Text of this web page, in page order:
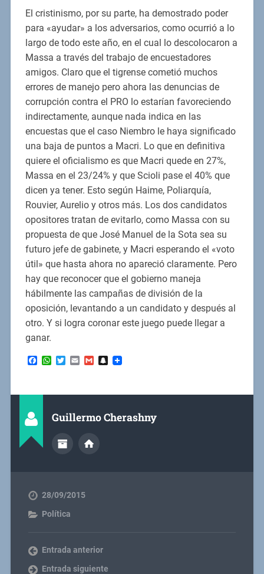
El cristinismo, por su parte, ha demostrado poder
para «ayudar» a los adversarios, como ocurrió a lo
largo de todo este año, en el cual lo descolocaron a
Massa a través del trabajo de encuestadores
amigos. Claro que el tigrense cometió muchos
errores de manejo pero ahora las denuncias de
corrupción contra el PRO lo estarían favoreciendo
indirectamente, aunque nada indica en las
encuestas que el caso Niembro le haya significado
una baja de puntos a Macri. Lo que en definitiva
quiere el oficialismo es que Macri quede en 27%,
Massa en el 23/24% y que Scioli pase el 40% que
dicen ya tener. Esto según Haime, Poliarquía,
Rouvier, Aurelio y otros más. Los dos candidatos
opositores tratan de evitarlo, como Massa con su
propuesta de que José Manuel de la Sota sea su
futuro jefe de gabinete, y Macri esperando el «voto
útil» que hasta ahora no apareció claramente. Pero
hay que reconocer que el gobierno maneja
hábilmente las campañas de división de la
oposición, levantando a un candidato y después al
otro. Y si logra coronar este juego puede llegar a
ganar.
Facebook
WhatsApp
Twitter
EmailGmailSnapchat
Guillermo Cherashny
28/09/2015
Política
Entrada anterior
Entrada siguiente